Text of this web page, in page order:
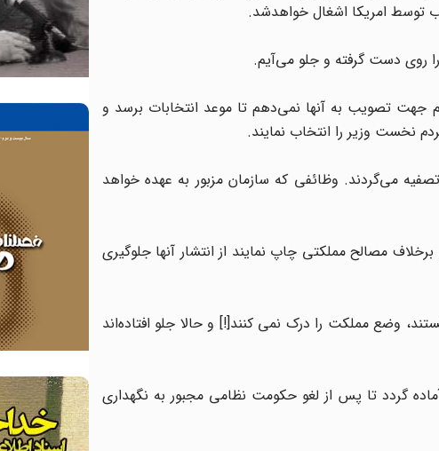
توسط امریکا اشغال خواهدشد.
جهت تصویب به آنها نمی‌دهم تا موعد انتخابات برسد و
نخست وزیر را انتخاب نمایند.
می‌گردند. وظائفی که سازمان مزبور به عهده خواهد
مصالح مملکتی چاپ نمایند از انتشار آنها جلوگیری
وضع مملکت را درک نمی کنند[!] و حالا جلو افتاده‌اند
گردد تا پس از لغو حکومت نظامی مجبور به نگهداری